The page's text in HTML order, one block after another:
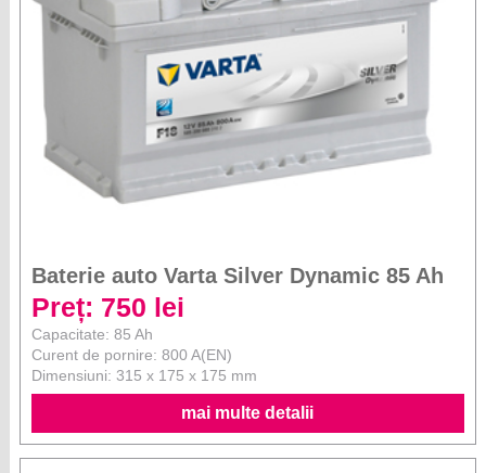
Baterie auto Varta Silver Dynamic 85 Ah
Preț: 750 lei
Capacitate: 85 Ah
Curent de pornire: 800 A(EN)
Dimensiuni: 315 x 175 x 175 mm
mai multe detalii